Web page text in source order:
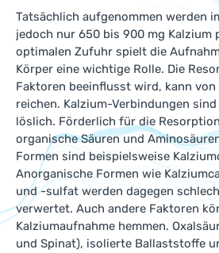
Tatsächlich aufgenommen werden
jedoch nur 650 bis 900 mg Kalzium
optimalen Zufuhr spielt die
Körper eine wichtige Rolle. Die
Faktoren beeinflusst wird, kann
reichen. Kalzium-Verbindungen
löslich. Förderlich für die
organische Säuren und
Formen sind beispielsweise
Anorganische Formen wie
und -sulfat werden dagegen
verwertet. Auch andere Faktoren
Kalziumaufnahme hemmen.
und Spinat), isolierte Ballaststoffe